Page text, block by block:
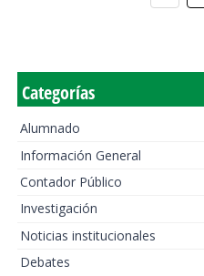
Categorías
Alumnado
Información General
Contador Público
Investigación
Noticias institucionales
Debates